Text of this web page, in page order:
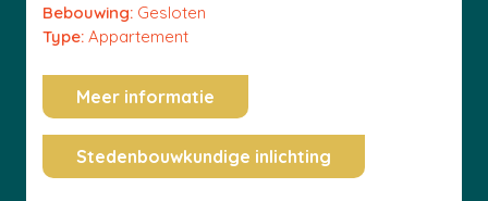
Bebouwing: Gesloten
Type: Appartement
Meer informatie
Stedenbouwkundige inlichting